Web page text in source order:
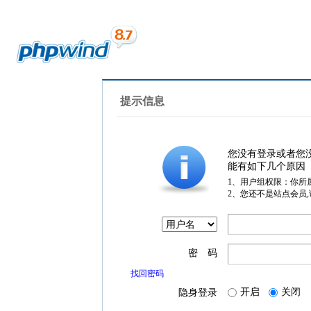
提示信息
您没有登录或者您
能有如下几个原因
1、用户组权限：你所
2、您还不是站点会员
密 码
找回密码
隐身登录 开启 关闭